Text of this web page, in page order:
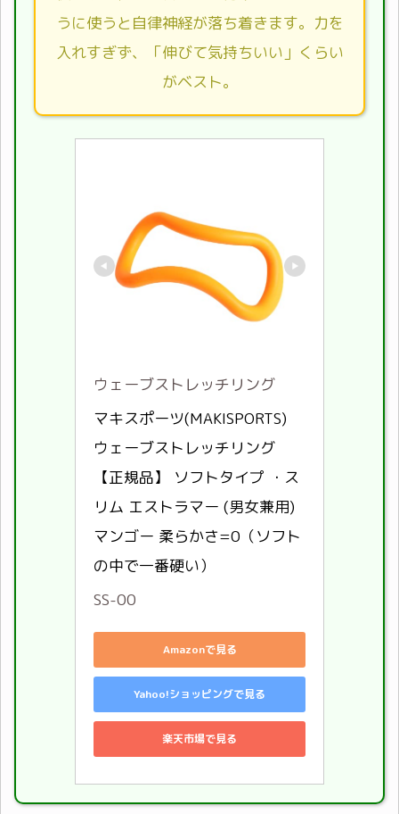
うに使うと自律神経が落ち着きます。力を
入れすぎず、「伸びて気持ちいい」くらい
がベスト。
ウェーブストレッチリング
マキスポーツ(MAKISPORTS)
ウェーブストレッチリング
【正規品】 ソフトタイプ ・ス
リム エストラマー (男女兼用)
マンゴー 柔らかさ=0（ソフト
の中で一番硬い）
SS-00
Amazonで見る
Yahoo!ショッピングで見る
楽天市場で見る